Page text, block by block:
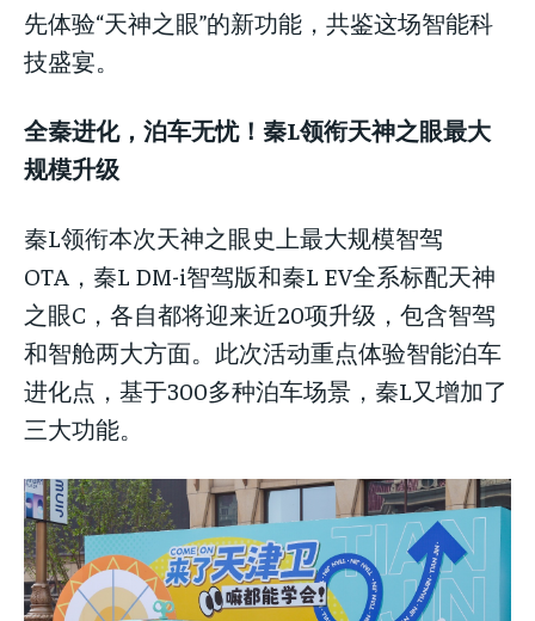
先体验“天神之眼”的新功能，共鉴这场智能科
技盛宴。
全秦进化，泊车无忧！秦L领衔天神之眼最大
规模升级
秦L领衔本次天神之眼史上最大规模智驾
OTA，秦L DM-i智驾版和秦L EV全系标配天神
之眼C，各自都将迎来近20项升级，包含智驾
和智舱两大方面。此次活动重点体验智能泊车
进化点，基于300多种泊车场景，秦L又增加了
三大功能。